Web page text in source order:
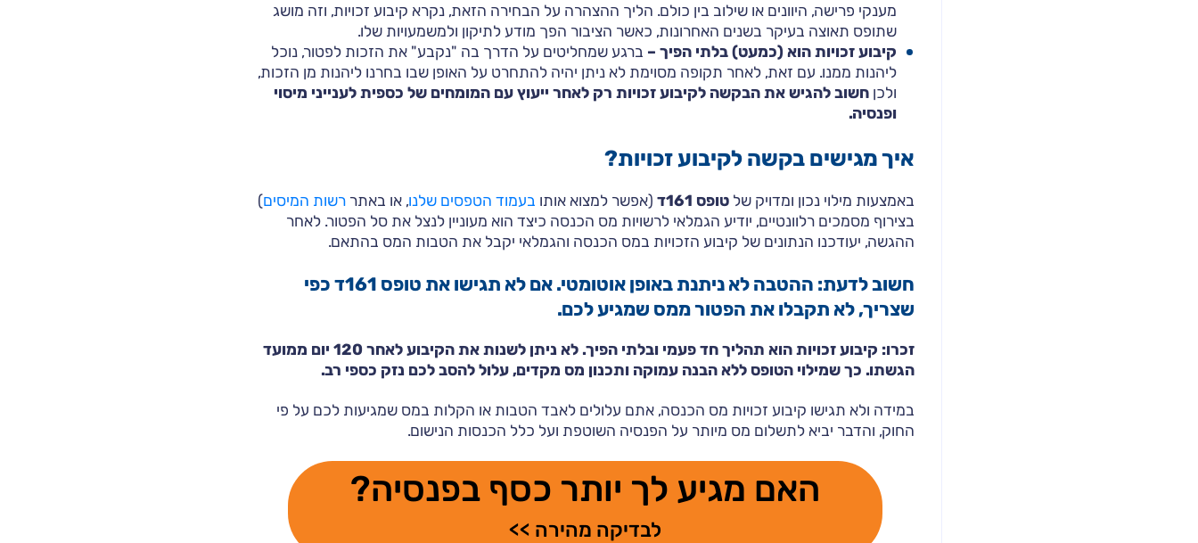
מענקי פרישה, היוונים או שילוב בין כולם. הליך ההצהרה על הבחירה הזאת, נקרא קיבוע זכויות, וזה מושג
שתופס תאוצה בעיקר בשנים האחרונות, כאשר הציבור הפך מודע לתיקון ולמשמעויות שלו.
קיבוע זכויות הוא (כמעט) בלתי הפיך – ברגע שמחליטים על הדרך בה "נקבע" את הזכות לפטור, נוכל
ליהנות ממנו. עם זאת, לאחר תקופה מסוימת לא ניתן יהיה להתחרט על האופן שבו בחרנו ליהנות מן הזכות,
ולכן חשוב להגיש את הבקשה לקיבוע זכויות רק לאחר ייעוץ עם המומחים של כספית לענייני מיסוי
ופנסיה.
איך מגישים בקשה לקיבוע זכויות?
באמצעות מילוי נכון ומדויק של טופס 161ד (אפשר למצוא אותו בעמוד הטפסים שלנו, או באתר רשות המיסים)
בצירוף מסמכים רלוונטיים, יודיע הגמלאי לרשויות מס הכנסה כיצד הוא מעוניין לנצל את סל הפטור. לאחר
ההגשה, יעודכנו הנתונים של קיבוע הזכויות במס הכנסה והגמלאי יקבל את הטבות המס בהתאם.
חשוב לדעת: ההטבה לא ניתנת באופן אוטומטי. אם לא תגישו את טופס 161ד כפי
שצריך, לא תקבלו את הפטור ממס שמגיע לכם.
זכרו: קיבוע זכויות הוא תהליך חד פעמי ובלתי הפיך. לא ניתן לשנות את הקיבוע לאחר 120 יום ממועד
הגשתו. כך שמילוי הטופס ללא הבנה עמוקה ותכנון מס מקדים, עלול להסב לכם נזק כספי רב.
במידה ולא תגישו קיבוע זכויות מס הכנסה, אתם עלולים לאבד הטבות או הקלות במס שמגיעות לכם על פי
החוק, והדבר יביא לתשלום מס מיותר על הפנסיה השוטפת ועל כלל הכנסות הנישום.
האם מגיע לך יותר כסף בפנסיה?
לבדיקה מהירה >>